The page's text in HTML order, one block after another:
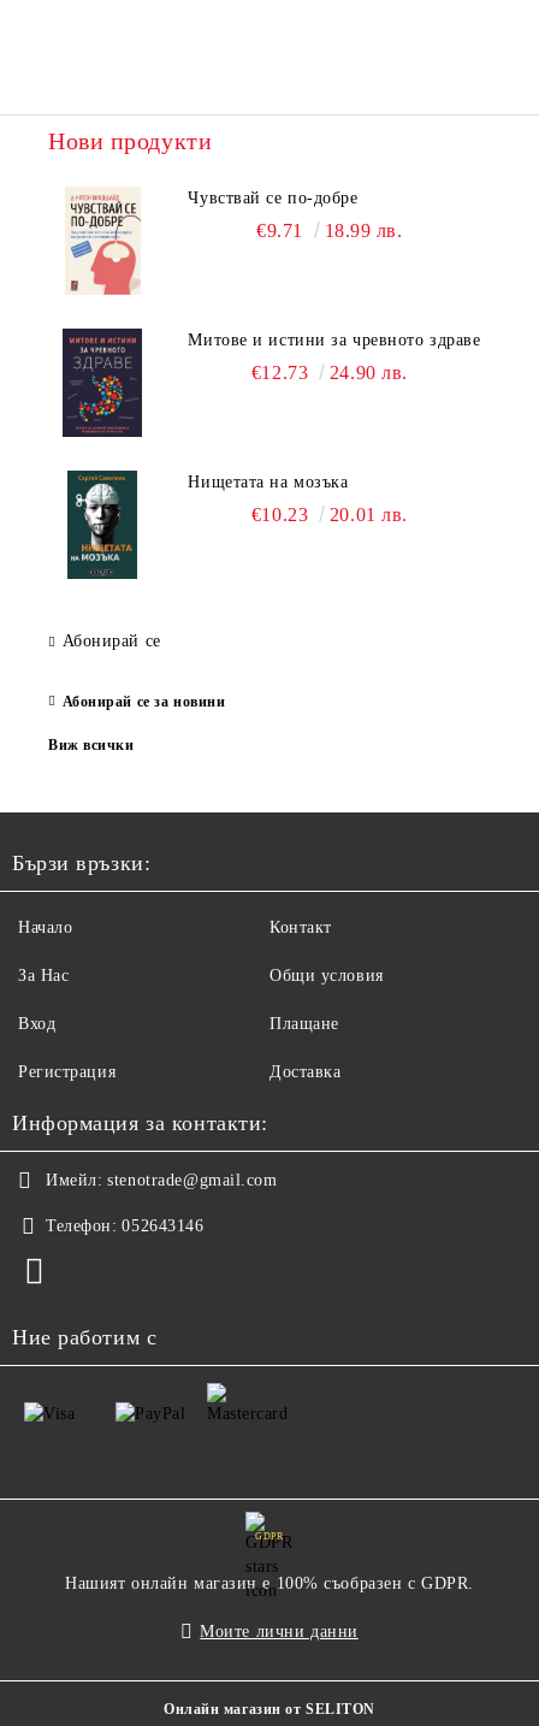
Нови продукти
Чувствай се по-добре
€9.71 18.99 лв.
Митове и истини за чревното здраве
€12.73 24.90 лв.
Нищетата на мозъка
€10.23 20.01 лв.
Абонирай се
Абонирай се за новини
Виж всички
Бързи връзки:
Начало
За Нас
Вход
Регистрация
Контакт
Общи условия
Плащане
Доставка
Информация за контакти:
Имейл: stenotrade@gmail.com
Телефон: 052643146
Ние работим с
GDPR
Нашият онлайн магазин е 100% съобразен с GDPR.
Моите лични данни
Онлайн магазин от SELITON